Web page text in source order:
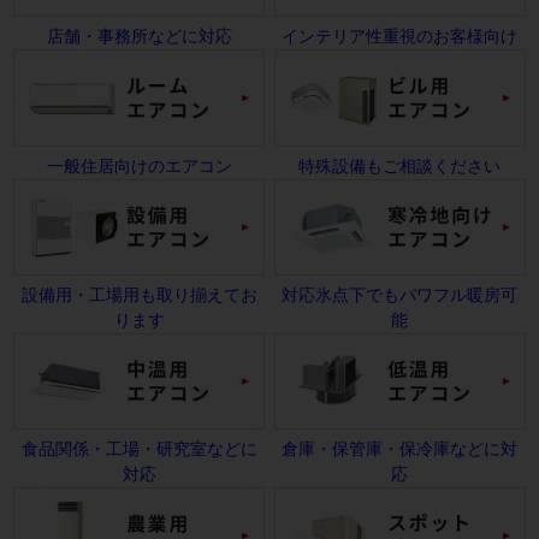
店舗・事務所などに対応 インテリア性重視のお客様向け
一般住居向けのエアコン 特殊設備もご相談ください
設備用・工場用も取り揃えてお
ります
対応氷点下でもパワフル暖房可
能
食品関係・工場・研究室などに
対応
倉庫・保管庫・保冷庫などに対
応